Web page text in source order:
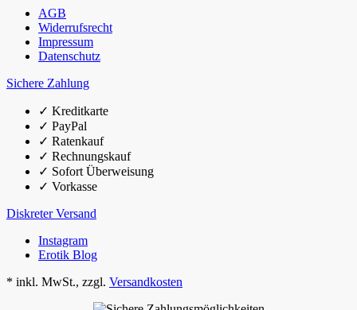
AGB
Widerrufsrecht
Impressum
Datenschutz
Sichere Zahlung
✓ Kreditkarte
✓ PayPal
✓ Ratenkauf
✓ Rechnungskauf
✓ Sofort Überweisung
✓ Vorkasse
Diskreter Versand
Instagram
Erotik Blog
* inkl. MwSt., zzgl. Versandkosten